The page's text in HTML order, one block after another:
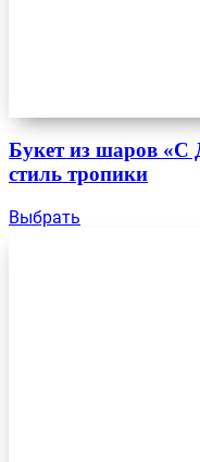
Букет из шаров «С
стиль тропики
Выбрать